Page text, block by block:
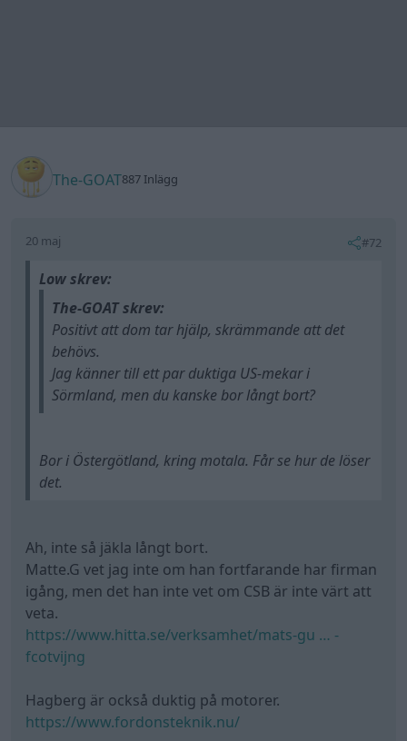
det.
Ah, inte så jäkla långt bort.
Matte.G vet jag inte om han fortfarande har firman
igång, men det han inte vet om CSB är inte värt att
veta.
https://www.hitta.se/verksamhet/mats-gu … -
Hagberg är också duktig på motorer.
https://www.fordonsteknik.nu/
https://www.hitta.se/verksamhet/rks-bil … -fllrtxalc
Dahlberg vet också vad han pysslar med.
https://elodieselinykoping.se/
Senast redigerat av The-GOAT (20 maj )
Volvo V90CC
"Kommunist-Kina-